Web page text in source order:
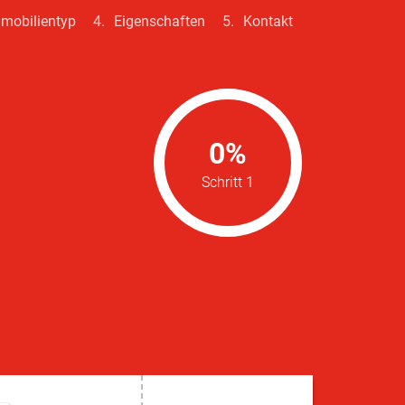
Eigenschaften Kontakt
0%
Schritt 1